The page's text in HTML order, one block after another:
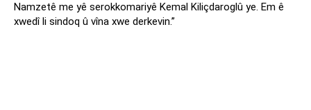
Namzetê me yê serokkomariyê Kemal Kiliçdaroglû ye. Em ê
xwedî li sindoq û vîna xwe derkevin.”